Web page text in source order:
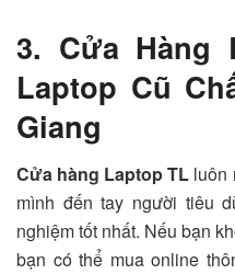
3. Cửa Hàng
Laptop Cũ
Giang
Cửa hàng Laptop TL luôn
mình đến tay người tiêu
nghiệm tốt nhất. Nếu bạn
bạn có thể mua online